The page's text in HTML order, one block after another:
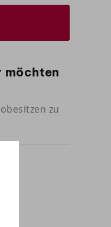
möchten
zu